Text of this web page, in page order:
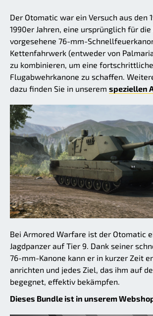
Der Otomatic war ein Versuch aus den
1990er Jahren, eine ursprünglich für
vorgesehene 76-mm-
Kettenfahrwerk (entweder von
zu kombinieren, um eine fortschrittliche
Flugabwehrkanone zu schaffen.
dazu finden Sie in unserem speziellen
Bei Armored Warfare ist der Otomatic
Jagdpanzer auf Tier 9. Dank seiner
76-mm-Kanone kann er in kurzer Zeit
anrichten und jedes Ziel, das ihm auf
begegnet, effektiv bekämpfen.
Dieses Bundle ist in unserem